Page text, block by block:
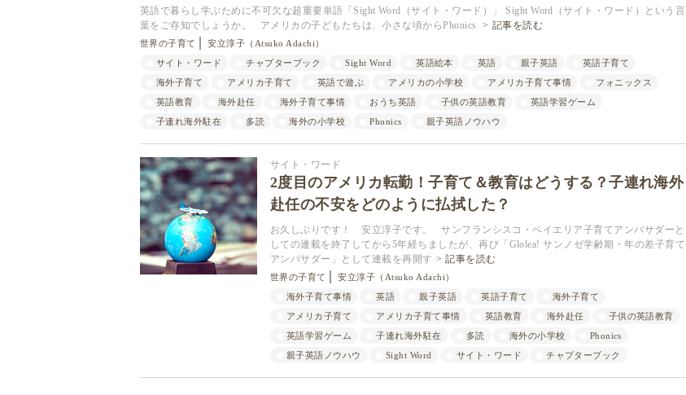
英語で暮らし学ぶために不可欠な超重要単語「Sight Word（サイト・ワード）」 Sight Word（サイト・ワード）という言
葉をご存知でしょうか。 アメリカの子どもたちは、小さな頃からPhonics
記事を読む
世界の子育て
安立淳子（Atsuko Adachi）
サイト・ワード
チャプターブック Sight Word 英語絵本 英語 親子英語
英語子育て
海外子育て
アメリカ子育て 英語で遊ぶ アメリカの小学校 アメリカ子育て事情
フォニックス
英語教育
海外赴任 海外子育て事情 おうち英語 子供の英語教育
英語学習ゲーム
子連れ海外駐在
多読 海外の小学校 Phonics 親子英語ノウハウ
サイト・ワード
2度目のアメリカ転勤！子育て＆教育はどうする？子連れ海外
赴任の不安をどのように払拭した？
お久しぶりです！ 安立淳子です。 サンフランシスコ・ベイエリア子育てアンバサダーと
しての連載を終了してから5年経ちましたが、再び「Glolea! サンノゼ学齢期・年の差子育て
アンバサダー」として連載を再開す
記事を読む
世界の子育て
安立淳子（Atsuko Adachi）
海外子育て事情
英語 親子英語 英語子育て
海外子育て
アメリカ子育て
アメリカ子育て事情 英語教育 海外赴任
子供の英語教育
英語学習ゲーム
子連れ海外駐在 多読 海外の小学校
Phonics
親子英語ノウハウ
Sight Word サイト・ワード チャプターブック